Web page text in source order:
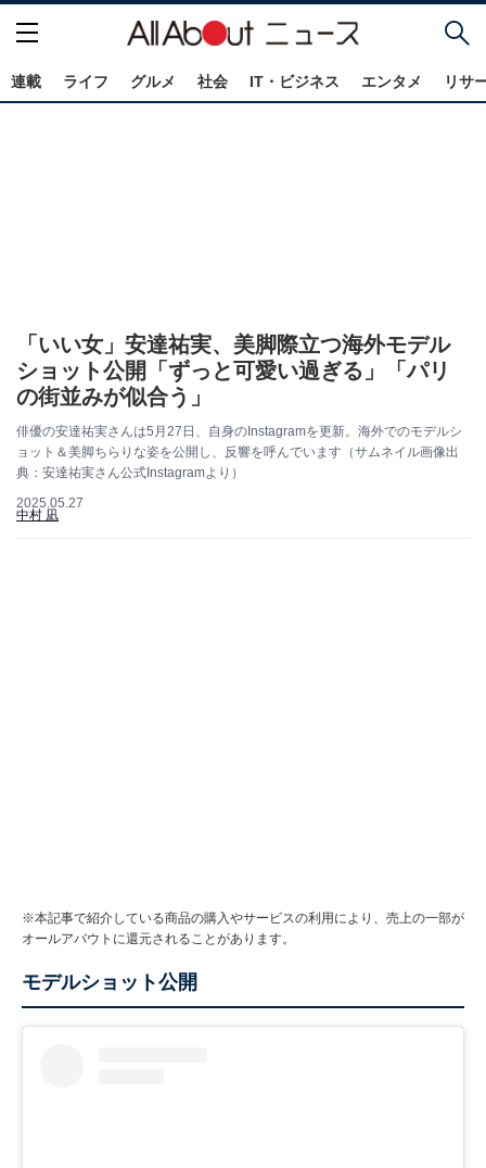
連載 ライフ グルメ 社会 IT・ビジネス エンタメ リサ
「いい女」安達祐実、美脚際立つ海外モデル
ショット公開「ずっと可愛い過ぎる」「パリ
の街並みが似合う」
俳優の安達祐実さんは5月27日、自身のInstagramを更新。海外でのモデルシ
ョット＆美脚ちらりな姿を公開し、反響を呼んでいます（サムネイル画像出
典：安達祐実さん公式Instagramより）
2025.05.27
中村 凪
※本記事で紹介している商品の購入やサービスの利用により、売上の一部が
オールアバウトに還元されることがあります。
モデルショット公開